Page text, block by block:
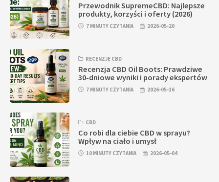
Przewodnik SupremeCBD: Najlepsze
produkty, korzyści i oferty (2026)
7 MINUTY CZYTANIA 2026-05-20
RECENZJE CBD
Recenzja CBD Oil Boots: Prawdziwe
30-dniowe wyniki i porady ekspertów
7 MINUTY CZYTANIA 2026-05-16
CBD
Co robi dla ciebie CBD w sprayu?
Wpływ na ciało i umysł
10 MINUTY CZYTANIA 2026-05-04